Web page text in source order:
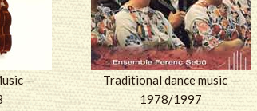
—
Traditional dance music —
1978/1997